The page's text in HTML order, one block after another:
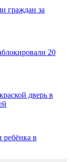
граждан за
20
дверь в
ребёнка в